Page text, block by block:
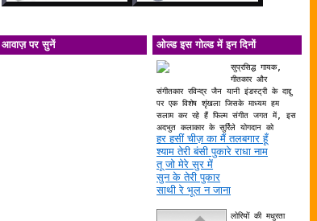
आवाज़ पर सुनें ओल्ड इस गोल्ड में इन दिनों
सुप्रसिद्ध गायक,
गीतकार और
संगीतकार रविन्द्र जैन यानी इंडस्ट्री के दाद्दु
पर एक विशेष शृंखला जिसके माध्यम हम
सलाम कर रहे हैं फिल्म संगीत जगत में, इस
अदभुत कलाकार के सुर्रिले योगदान को
हर हसीं चीज़ का मैं तलबगार हूँ
श्याम तेरी बंसी पुकारे राधा नाम
तू जो मेरे सुर में
सुन के तेरी पुकार
साथी रे भूल न जाना
लोरियों की मधुरता